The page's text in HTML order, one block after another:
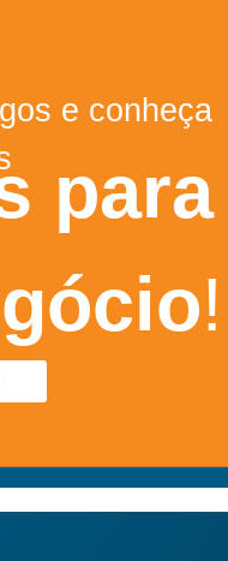
e conheça
para
!